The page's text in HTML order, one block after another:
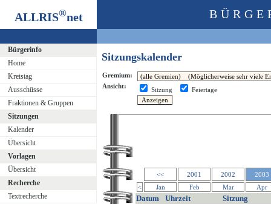
ALLRIS®net
Bürgerinfo
Home
Kreistag
Ausschüsse
Fraktionen & Gruppen
Sitzungen
Kalender
Übersicht
Vorlagen
Übersicht
Recherche
Textrecherche
Sitzungskalender
Gremium:
Ansicht:
Sitzung Feiertage
<< 2001 2002
2003
<
Jan Feb Mar Apr
Datum Uhrzeit Sitzung